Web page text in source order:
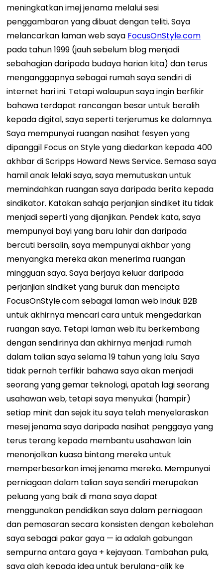
meningkatkan imej jenama melalui sesi
penggambaran yang dibuat dengan teliti. Saya
melancarkan laman web saya FocusOnStyle.com
pada tahun 1999 (jauh sebelum blog menjadi
sebahagian daripada budaya harian kita) dan terus
menganggapnya sebagai rumah saya sendiri di
internet hari ini. Tetapi walaupun saya ingin berfikir
bahawa terdapat rancangan besar untuk beralih
kepada digital, saya seperti terjerumus ke dalamnya.
Saya mempunyai ruangan nasihat fesyen yang
dipanggil Focus on Style yang diedarkan kepada 400
akhbar di Scripps Howard News Service. Semasa saya
hamil anak lelaki saya, saya memutuskan untuk
memindahkan ruangan saya daripada berita kepada
sindikator. Katakan sahaja perjanjian sindiket itu tidak
menjadi seperti yang dijanjikan. Pendek kata, saya
mempunyai bayi yang baru lahir dan daripada
bercuti bersalin, saya mempunyai akhbar yang
menyangka mereka akan menerima ruangan
mingguan saya. Saya berjaya keluar daripada
perjanjian sindiket yang buruk dan mencipta
FocusOnStyle.com sebagai laman web induk B2B
untuk akhirnya mencari cara untuk mengedarkan
ruangan saya. Tetapi laman web itu berkembang
dengan sendirinya dan akhirnya menjadi rumah
dalam talian saya selama 19 tahun yang lalu. Saya
tidak pernah terfikir bahawa saya akan menjadi
seorang yang gemar teknologi, apatah lagi seorang
usahawan web, tetapi saya menyukai (hampir)
setiap minit dan sejak itu saya telah menyelaraskan
mesej jenama saya daripada nasihat penggaya yang
terus terang kepada membantu usahawan lain
menonjolkan kuasa bintang mereka untuk
memperbesarkan imej jenama mereka. Mempunyai
perniagaan dalam talian saya sendiri merupakan
peluang yang baik di mana saya dapat
menggunakan pendidikan saya dalam perniagaan
dan pemasaran secara konsisten dengan kebolehan
saya sebagai pakar gaya — ia adalah gabungan
sempurna antara gaya + kejayaan. Tambahan pula,
saya alah kepada idea untuk berulang-alik ke